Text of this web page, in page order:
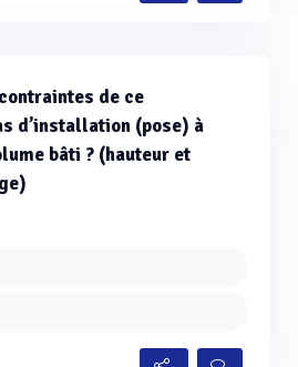
de ce
d’installation (pose) à
bâti ? (hauteur et